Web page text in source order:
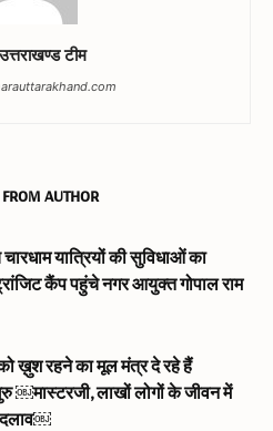
टीम
AUTHOR
यात्रियों की सुविधाओं का
कैंप पहुंचे नगर आयुक्त गोपाल राम
ख़ुश रहने का मूल मंत्र दे रहे हैं
￼मास्टरजी, लाखों लोगों के जीवन में